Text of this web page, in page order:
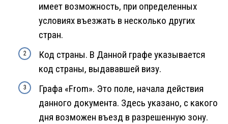
имеет возможность, при определенных
условиях въезжать в несколько других
стран.
Код страны. В Данной графе указывается
код страны, выдававшей визу.
Графа «From». Это поле, начала действия
данного документа. Здесь указано, с какого
дня возможен въезд в разрешенную зону.